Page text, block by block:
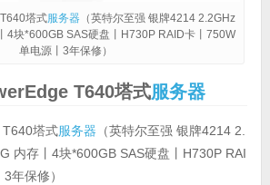
塔式服务器（英特尔至强 银牌4214 2.2GHz
4块*600GB SAS硬盘丨H730P RAID卡丨750W
单电源丨3年保修）
T640塔式服务器
T640塔式服务器 （英特尔至强 银牌4214 2.
内存丨4块*600GB SAS硬盘丨H730P RAI
年保修）